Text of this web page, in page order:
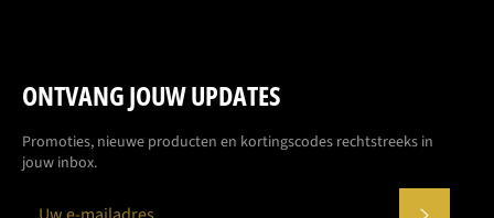
ONTVANG JOUW UPDATES
Promoties, nieuwe producten en kortingscodes rechtstreeks in
jouw inbox.